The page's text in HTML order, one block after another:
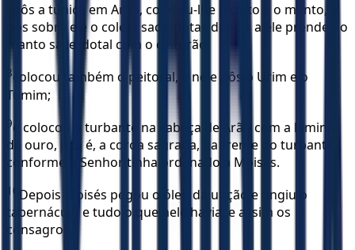
pôs a túnica em Arão, colocou-lhe o cinto e o manto, e
pôs sobre ele o colete sacerdotal; depois a ele prendeu o
manto sacerdotal com o cinturão;
8colocou também o peitoral, e nele pôs o Urim e o
Tumim;
9e colocou o turbante na cabeça de Arão com a lâmina
de ouro, isto é, a coroa sagrada, na frente do turbante,
conforme o Senhor tinha ordenado a Moisés.
10 Depois Moisés pegou o óleo da unção e ungiu o
tabernáculo e tudo o que nele havia, e assim os
consagrou.